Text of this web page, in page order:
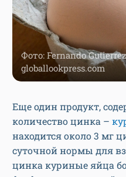
Фото: Fernando
globallookpress.com
Еще один продукт,
количество цинка –
находится около 3 мг
суточной нормы для
цинка куриные яйца